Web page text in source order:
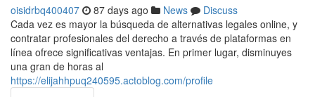
oisidrbq400407 87 days ago News
Discuss
Cada vez es mayor la búsqueda de alternativas legales online, y
contratar profesionales del derecho a través de plataformas en
línea ofrece significativas ventajas. En primer lugar, disminuyes
una gran de horas al
https://elijahhpuq240595.actoblog.com/profile